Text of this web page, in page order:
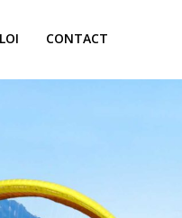
CONTACT